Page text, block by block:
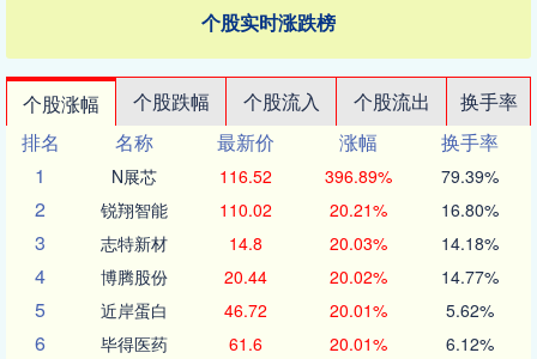
个股实时涨跌榜
个股涨幅 个股跌幅 个股流入 个股流出
换手率
排名
名称 最新价 涨幅
换手率
1
N展芯 116.52 396.89% 79.39%
2 锐翔智能 110.02 20.21% 16.80%
3 志特新材 14.8 20.03% 14.18%
4 博腾股份 20.44 20.02% 14.77%
5 近岸蛋白 46.72 20.01% 5.62%
6 毕得医药 61.6 20.01% 6.12%